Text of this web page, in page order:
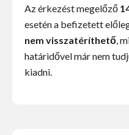
Az érkezést megelőző
esetén a befizetett
nem visszatéríthető ,
határidővel már nem
kiadni.